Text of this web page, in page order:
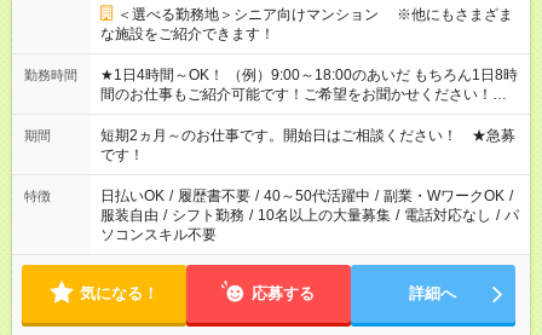
＜選べる勤務地＞シニア向けマンション ※他にもさまざま
な施設をご紹介できます！
勤務時間
★1日4時間～OK！ （例）9:00～18:00のあいだ もちろん1日8時
間のお仕事もご紹介可能です！ご希望をお聞かせください！★家
庭の都合でお休みが必要な場合も遠慮なくご相談ください。 ※
週最低15時間以上の勤務が必要です
期間
短期2ヵ月～のお仕事です。開始日はご相談ください！ ★急募
です！
特徴 日払いOK / 履歴書不要 / 40～50代活躍中 / 副業・WワークOK /
服装自由 / シフト勤務 / 10名以上の大量募集 / 電話対応なし / パ
ソコンスキル不要
気になる！ 応募する 詳細へ